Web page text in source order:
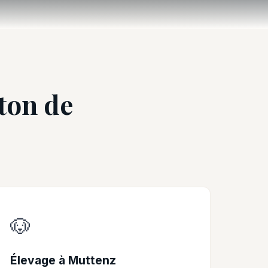
de
🐶
Élevage à Muttenz